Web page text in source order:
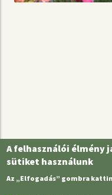
A felhasználói élmény
sütiket használunk
Az „Elfogadás” gombra